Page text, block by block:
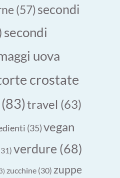
(57)secondi
secondi
uova
crostate
(83)travel (63)
(35)vegan
verdure (68)
zucchine (30) zuppe